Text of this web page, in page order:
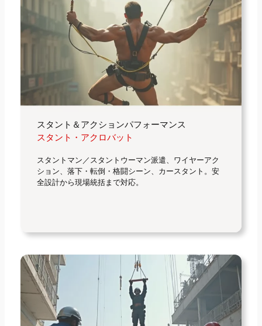
スタント＆アクションパフォーマンス
スタント・アクロバット
スタントマン／スタントウーマン派遣、ワイヤーアク
ション、落下・転倒・格闘シーン、カースタント。安
全設計から現場統括まで対応。